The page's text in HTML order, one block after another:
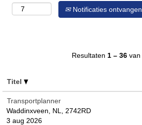
Notificaties ontvangen
Resultaten 1 – 36van
Titel
Transportplanner
Waddinxveen, NL, 2742RD
3 aug 2026